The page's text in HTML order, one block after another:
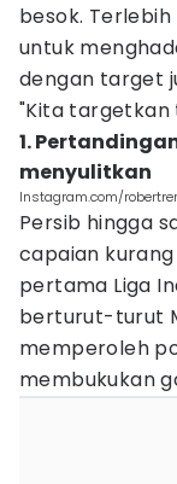
besok.
untuk
dengan target
"Kita targetkan
1.
menyulitkan
Instagram.com/
Persib hingga
capaian
pertama Liga
berturut-turut
memperoleh
membukukan